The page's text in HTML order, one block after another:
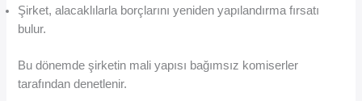
Şirket, alacaklılarla borçlarını yeniden yapılandırma fırsatı
bulur.
Bu dönemde şirketin mali yapısı bağımsız komiserler
tarafından denetlenir.